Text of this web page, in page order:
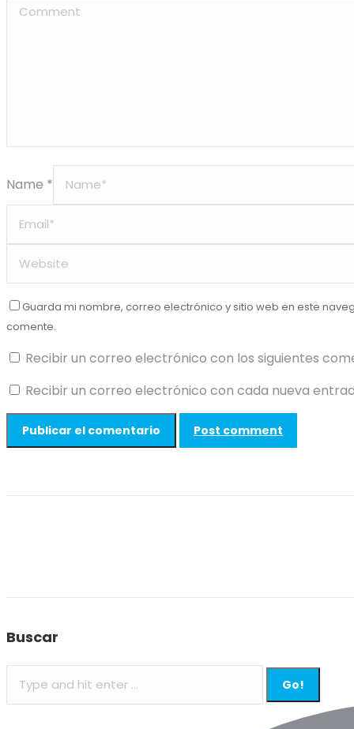
Name *
Guarda mi nombre, correo electrónico y sitio web en este
comente.
Recibir un correo electrónico con los siguientes
Recibir un correo electrónico con cada nueva
Post comment
Buscar